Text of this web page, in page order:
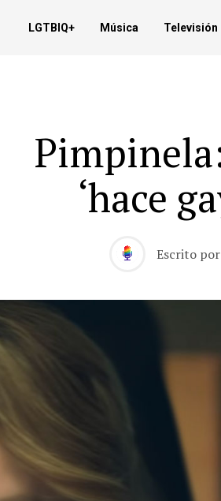
LGTBIQ+ Música Televisión
‘hace
Escrito por